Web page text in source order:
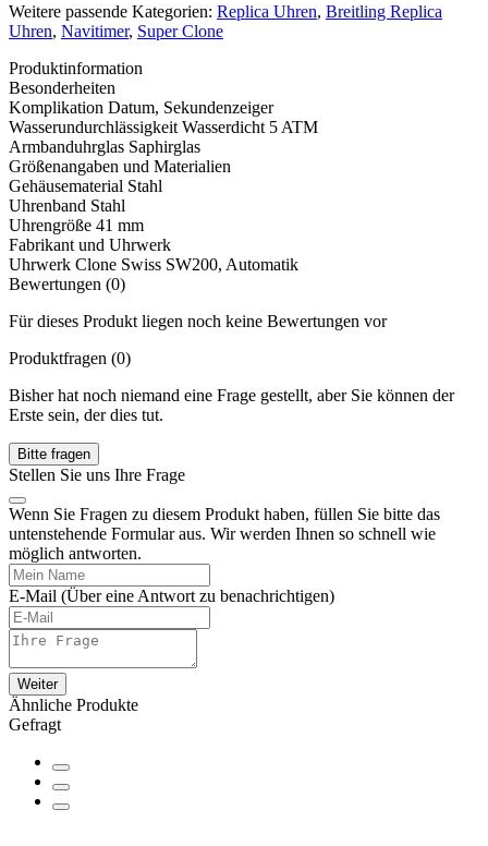
Weitere passende Kategorien: Replica Uhren, Breitling Replica
Uhren, Navitimer, Super Clone
Produktinformation
Besonderheiten
Komplikation Datum, Sekundenzeiger
Wasserundurchlässigkeit Wasserdicht 5 ATM
Armbanduhrglas Saphirglas
Größenangaben und Materialien
Gehäusematerial Stahl
Uhrenband Stahl
Uhrengröße 41 mm
Fabrikant und Uhrwerk
Uhrwerk Clone Swiss SW200, Automatik
Bewertungen (0)
Für dieses Produkt liegen noch keine Bewertungen vor
Produktfragen (0)
Bisher hat noch niemand eine Frage gestellt, aber Sie können der
Erste sein, der dies tut.
Bitte fragen
Stellen Sie uns Ihre Frage
Wenn Sie Fragen zu diesem Produkt haben, füllen Sie bitte das
untenstehende Formular aus. Wir werden Ihnen so schnell wie
möglich antworten.
E-Mail (Über eine Antwort zu benachrichtigen)
Weiter
Ähnliche Produkte
Gefragt